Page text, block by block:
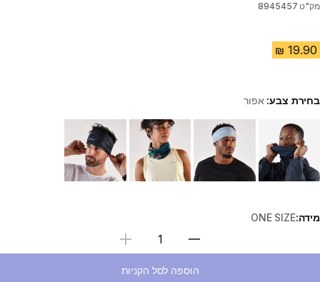
מק"ט 8945457
בחירת צבע: אפור
Choose a variant
מידה:ONE SIZE
בחירת כמות
הוספה לסל הקניות